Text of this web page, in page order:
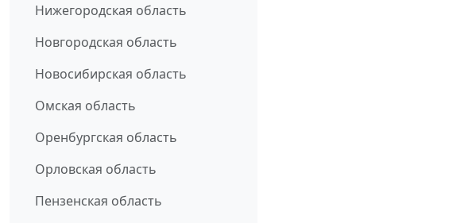
Нижегородская область
Новгородская область
Новосибирская область
Омская область
Оренбургская область
Орловская область
Пензенская область